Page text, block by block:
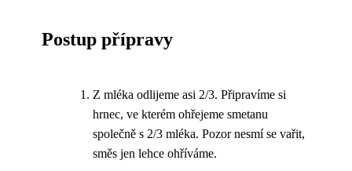
Postup přípravy
Z mléka odlijeme asi 2/3. Připravíme si
hrnec, ve kterém ohřejeme smetanu
společně s 2/3 mléka. Pozor nesmí se vařit,
směs jen lehce ohříváme.